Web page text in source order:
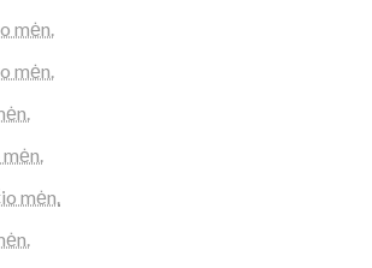
mėn.
mėn.
mėn.